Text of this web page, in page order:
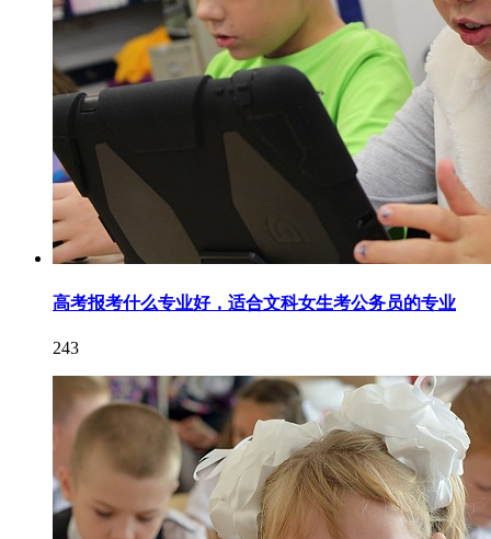
高考报考什么专业好，适合文科女生考公务员的专业
243